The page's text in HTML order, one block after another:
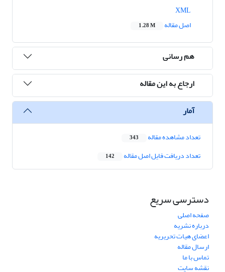
اصل مقاله
1.28 M
هم رسانی
ارجاع به این مقاله
آمار
تعداد مشاهده مقاله 343
تعداد دریافت فایل اصل مقاله 142
دسترسی سریع
صفحه اصلی
درباره نشریه
اعضای هیات تحریریه
ارسال مقاله
تماس با ما
نقشه سایت